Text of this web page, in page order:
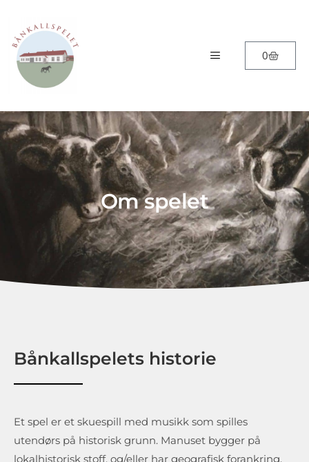
0
Om spelet
Bånkallspelets historie
Et spel er et skuespill med musikk som spilles
utendørs på historisk grunn. Manuset bygger på
lokalhistorisk stoff, og/eller har geografisk forankring.